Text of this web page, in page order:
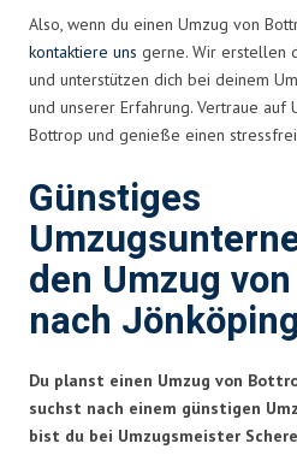
Also, wenn du einen Umzug von
kontaktiere uns gerne. Wir erstellen
und unterstützen dich bei deinem
und unserer Erfahrung. Vertraue auf
Bottrop und genieße einen
Günstiges
den Umzug
nach Jönköping
Du planst einen Umzug von
suchst nach einem günstigen
bist du bei Umzugsmeister